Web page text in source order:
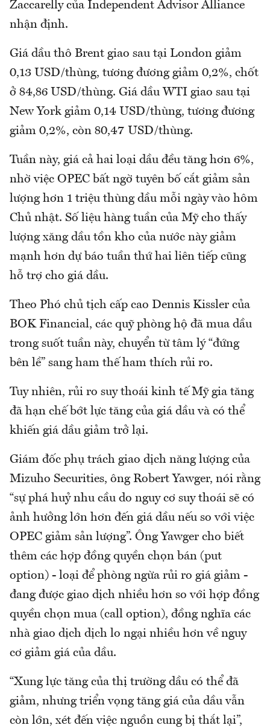
Zaccarelly của Independent Advisor Alliance
nhận định.
Giá dầu thô Brent giao sau tại London giảm
0,13 USD/thùng, tương đương giảm 0,2%, chốt
ở 84,86 USD/thùng. Giá dầu WTI giao sau tại
New York giảm 0,14 USD/thùng, tương đương
giảm 0,2%, còn 80,47 USD/thùng.
Tuần này, giá cả hai loại dầu đều tăng hơn 6%,
nhờ việc OPEC bất ngờ tuyên bố cắt giảm sản
lượng hơn 1 triệu thùng dầu mỗi ngày vào hôm
Chủ nhật. Số liệu hàng tuần của Mỹ cho thấy
lượng xăng dầu tồn kho của nước này giảm
mạnh hơn dự báo tuần thứ hai liên tiếp cũng
hỗ trợ cho giá dầu.
Theo Phó chủ tịch cấp cao Dennis Kissler của
BOK Financial, các quỹ phòng hộ đã mua dầu
trong suốt tuần này, chuyển từ tâm lý “đứng
bên lề” sang ham thế ham thích rủi ro.
Tuy nhiên, rủi ro suy thoái kinh tế Mỹ gia tăng
đã hạn chế bớt lực tăng của giá dầu và có thể
khiến giá dầu giảm trở lại.
Giám đốc phụ trách giao dịch năng lượng của
Mizuho Securities, ông Robert Yawger, nói rằng
“sự phá huỷ nhu cầu do nguy cơ suy thoái sẽ có
ảnh hưởng lớn hơn đến giá dầu nếu so với việc
OPEC giảm sản lượng”. Ông Yawger cho biết
thêm các hợp đồng quyền chọn bán (put
option) - loại để phòng ngừa rủi ro giá giảm -
đang được giao dịch nhiều hơn so với hợp đồng
quyền chọn mua (call option), đồng nghĩa các
nhà giao dịch dịch lo ngại nhiều hơn về nguy
cơ giảm giá của dầu.
“Xung lực tăng của thị trường dầu có thể đã
giảm, nhưng triển vọng tăng giá của dầu vẫn
còn lớn, xét đến việc nguồn cung bị thắt lại”,